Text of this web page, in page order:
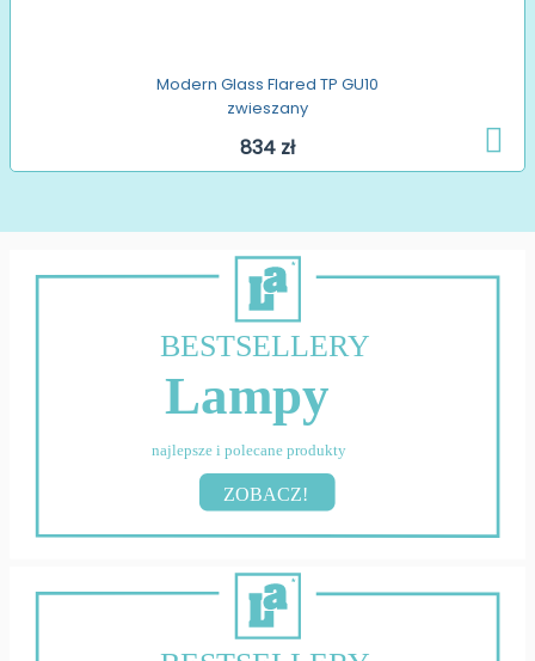
Modern Glass Flared TP GU10
zwieszany
834 zł
BESTSELLERY
Lampy
najlepsze i polecane produkty
ZOBACZ!